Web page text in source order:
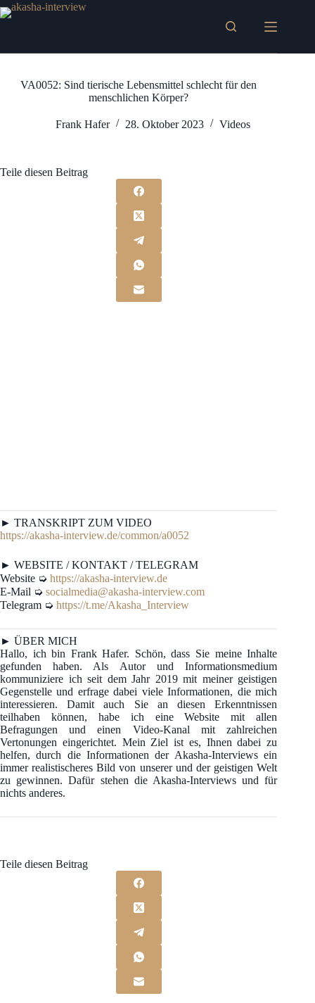
Zum
Inhalt
VA0052: Sind tierische Lebensmittel schlecht für den
menschlichen Körper?
Frank Hafer 28. Oktober 2023 Videos
Teile diesen Beitrag
► TRANSKRIPT ZUM VIDEO
https://akasha-interview.de/common/a0052
► WEBSITE / KONTAKT / TELEGRAM
Website ➭ https://akasha-interview.de
E-Mail ➭ socialmedia@akasha-interview.com
Telegram ➭ https://t.me/Akasha_Interview
► ÜBER MICH
Hallo, ich bin Frank Hafer. Schön, dass Sie meine Inhalte
gefunden haben. Als Autor und Informationsmedium
kommuniziere ich seit dem Jahr 2019 mit meiner geistigen
Gegenstelle und erfrage dabei viele Informationen, die mich
interessieren. Damit auch Sie an diesen Erkenntnissen
teilhaben können, habe ich eine Website mit allen
Befragungen und einen Video-Kanal mit zahlreichen
Vertonungen eingerichtet. Mein Ziel ist es, Ihnen dabei zu
helfen, durch die Informationen der Akasha-Interviews ein
immer realistischeres Bild von unserer und der geistigen Welt
zu gewinnen. Dafür stehen die Akasha-Interviews und für
nichts anderes.
Teile diesen Beitrag